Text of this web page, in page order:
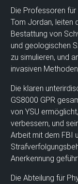
Die Professoren
Tom Jordan, leiten
Bestattung von
und geologischen
zu simulieren, und
invasiven
Die klaren
GS8000 GPR
von YSU
verbessern, und
Arbeit mit dem FBI
Anerkennung
Die Abteilung für